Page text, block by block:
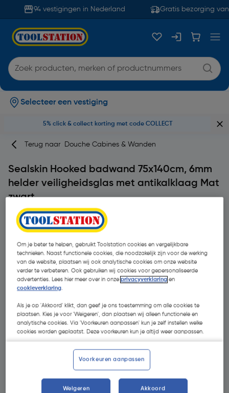
94 vestigingen in Nederland Gratis bezorging
Selecteer een vestiging
5% click & collect korting met code COLLECT
Terug naar Douche Cabines & Wanden
Sealskin Hooked badwand 75x140cm, 6mm
helder veiligheidsglas met antikalklaag Mat
zwart
MerkSealskin Productcode: 71923
Om je beter te helpen, gebruikt Toolstation cookies en vergelijkbare
technieken. Naast functionele cookies, die noodzakelijk zijn voor de werking
van de website, plaatsen wij ook analytische cookies om onze website
verder te verbeteren. Ook gebruiken wij cookies voor gepersonaliseerde
advertenties. Lees hier meer over in onzeprivacyverklaring en
cookieverklaring.
Als je op 'Akkoord' klikt, dan geef je ons toestemming om alle cookies te
plaatsen. Kies je voor 'Weigeren', dan plaatsen wij alleen functionele en
analytische cookies. Via 'Voorkeuren aanpassen' kun je zelf instellen welke
cookies worden geplaatst. Deze voorkeuren kun je altijd weer aanpassen.
Voorkeuren aanpassen
Weigeren Akkoord